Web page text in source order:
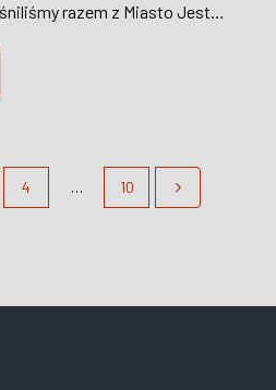
razem z Miasto Jest…
4 … 10